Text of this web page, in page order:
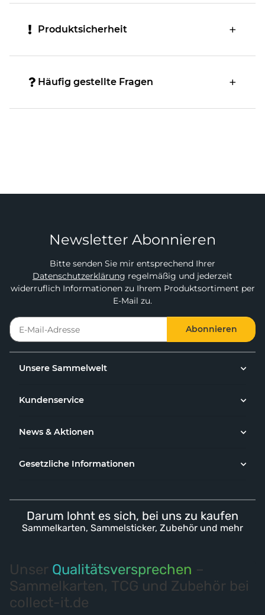
Produktsicherheit
Häufig gestellte Fragen
Newsletter Abonnieren
Bitte senden Sie mir entsprechend Ihrer
Datenschutzerklärung regelmäßig und jederzeit
widerruflich Informationen zu Ihrem Produktsortiment per
E-Mail zu.
Abonnieren
Unsere Sammelwelt
Kundenservice
News & Aktionen
Gesetzliche Informationen
Darum lohnt es sich, bei uns zu kaufen
Sammelkarten, Sammelsticker, Zubehör und mehr
Unser Qualitätsversprechen –
Sammelkarten, TCG und Zubehör bei
collect-it.de